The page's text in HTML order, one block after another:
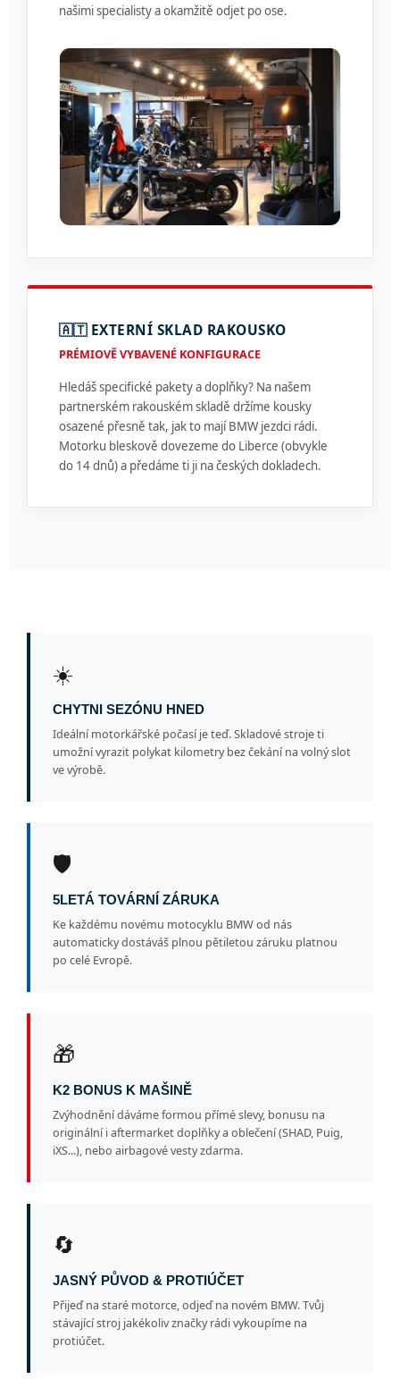
našimi specialisty a okamžitě odjet po ose.
🇦🇹 EXTERNÍ SKLAD RAKOUSKO
PRÉMIOVĚ VYBAVENÉ KONFIGURACE
Hledáš specifické pakety a doplňky? Na našem
partnerském rakouském skladě držíme kousky
osazené přesně tak, jak to mají BMW jezdci rádi.
Motorku bleskově dovezeme do Liberce (obvykle
do 14 dnů) a předáme ti ji na českých dokladech.
☀️
CHYTNI SEZÓNU HNED
Ideální motorkářské počasí je teď. Skladové stroje ti
umožní vyrazit polykat kilometry bez čekání na volný slot
ve výrobě.
🛡️
5LETÁ TOVÁRNÍ ZÁRUKA
Ke každému novému motocyklu BMW od nás
automaticky dostáváš plnou pětiletou záruku platnou
po celé Evropě.
🎁
K2 BONUS K MAŠINĚ
Zvýhodnění dáváme formou přímé slevy, bonusu na
originální i aftermarket doplňky a oblečení (SHAD, Puig,
iXS...), nebo airbagové vesty zdarma.
🔄
JASNÝ PŮVOD & PROTIÚČET
Přijeď na staré motorce, odjeď na novém BMW. Tvůj
stávající stroj jakékoliv značky rádi vykoupíme na
protiúčet.